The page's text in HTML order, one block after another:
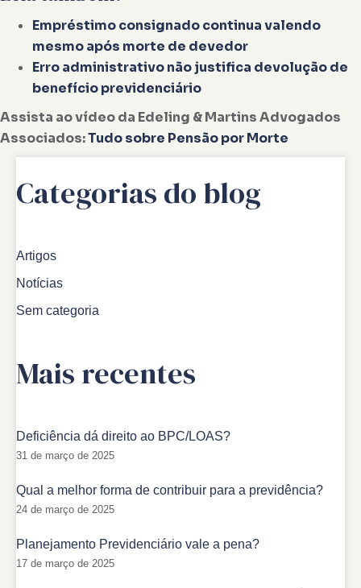
Empréstimo consignado continua valendo
mesmo após morte de devedor
Erro administrativo não justifica devolução de
benefício previdenciário
Assista ao vídeo da Edeling & Martins Advogados
Associados:Tudo sobre Pensão por Morte
Categorias do blog
Artigos
Notícias
Sem categoria
Mais recentes
Deficiência dá direito ao BPC/LOAS?
31 de março de 2025
Qual a melhor forma de contribuir para a previdência?
24 de março de 2025
Planejamento Previdenciário vale a pena?
17 de março de 2025